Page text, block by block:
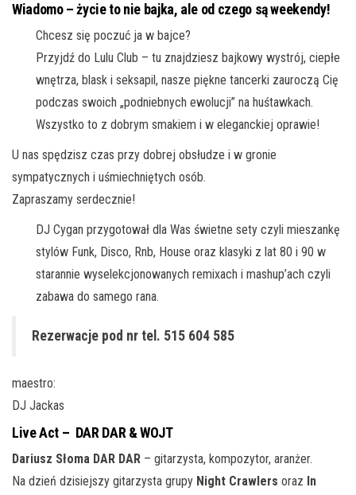
Wiadomo – życie to nie bajka, ale od czego są weekendy!
Chcesz się poczuć ja w bajce?
Przyjdź do Lulu Club – tu znajdziesz bajkowy wystrój, ciepłe
wnętrza, blask i seksapil, nasze piękne tancerki zauroczą Cię
podczas swoich „podniebnych ewolucji” na huśtawkach.
Wszystko to z dobrym smakiem i w eleganckiej oprawie!
U nas spędzisz czas przy dobrej obsłudze i w gronie
sympatycznych i uśmiechniętych osób.
Zapraszamy serdecznie!
DJ Cygan przygotował dla Was świetne sety czyli mieszankę
stylów Funk, Disco, Rnb, House oraz klasyki z lat 80 i 90 w
starannie wyselekcjonowanych remixach i mashup’ach czyli
zabawa do samego rana.
Rezerwacje pod nr tel. 515 604 585
maestro:
DJ Jackas
Live Act – DAR DAR & WOJT
Dariusz Słoma DAR DAR – gitarzysta, kompozytor, aranżer.
Na dzień dzisiejszy gitarzysta grupy Night Crawlers oraz In